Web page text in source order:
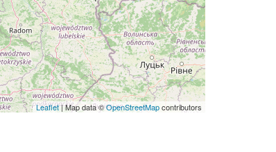
Leaflet| Map data ©OpenStreetMapcontributors